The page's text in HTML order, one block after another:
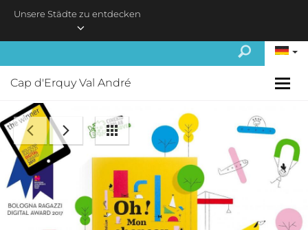
Unsere Städte zu entdecken
Cap d'Erquy Val André